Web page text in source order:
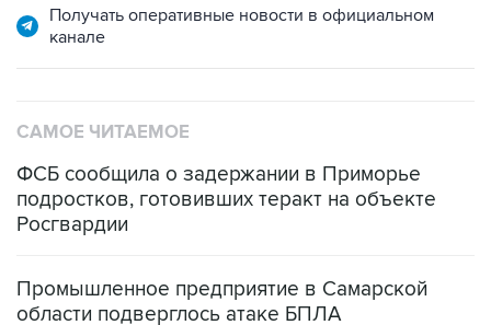
Получать оперативные новости в официальном
канале
САМОЕ ЧИТАЕМОЕ
ФСБ сообщила о задержании в Приморье
подростков, готовивших теракт на объекте
Росгвардии
Промышленное предприятие в Самарской
области подверглось атаке БПЛА